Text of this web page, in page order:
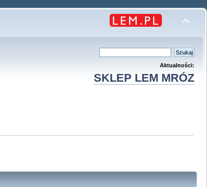
Aktualności:
SKLEP LEM MRÓZ